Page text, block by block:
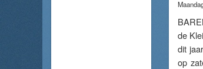
de
dit
op